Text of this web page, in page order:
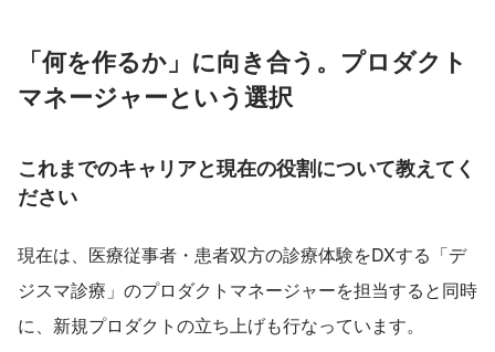
「何を作るか」に向き合う。プロダクト
マネージャーという選択
これまでのキャリアと現在の役割について教えてく
ださい
現在は、医療従事者・患者双方の診療体験をDXする「デ
ジスマ診療」のプロダクトマネージャーを担当すると同時
に、新規プロダクトの立ち上げも行なっています。